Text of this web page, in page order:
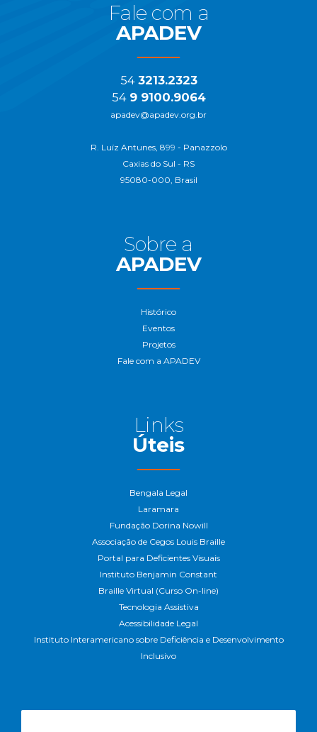
Fale com a
APADEV
54 3213.2323
54 9 9100.9064
apadev@apadev.org.br
R. Luíz Antunes, 899 - Panazzolo
Caxias do Sul - RS
95080-000, Brasil
Sobre a
APADEV
Histórico
Eventos
Projetos
Fale com a APADEV
Links
Úteis
Bengala Legal
Laramara
Fundação Dorina Nowill
Associação de Cegos Louis Braille
Portal para Deficientes Visuais
Instituto Benjamin Constant
Braille Virtual (Curso On-line)
Tecnologia Assistiva
Acessibilidade Legal
Instituto Interamericano sobre Deficiência e Desenvolvimento
Inclusivo